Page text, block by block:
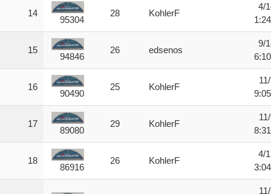
14
95304
28 KohlerF
4/
15
94846
26 edsenos
9/
16
90490
25 KohlerF
17
89080
29 KohlerF
18
86916
26 KohlerF
4/